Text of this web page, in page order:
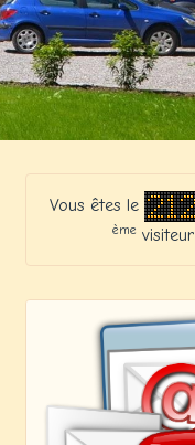
Vous êtes le
ème visiteur